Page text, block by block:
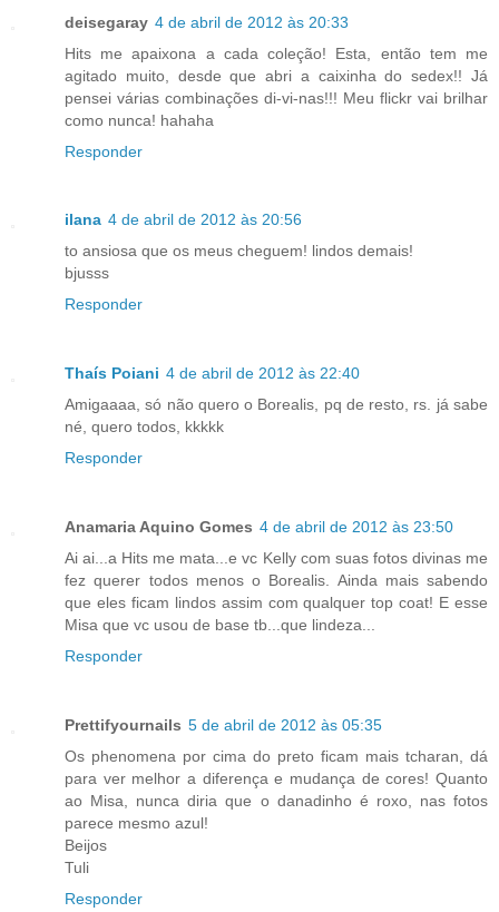
deisegaray 4 de abril de 2012 às 20:33
Hits me apaixona a cada coleção! Esta, então tem me
agitado muito, desde que abri a caixinha do sedex!! Já
pensei várias combinações di-vi-nas!!! Meu flickr vai brilhar
como nunca! hahaha
Responder
ilana 4 de abril de 2012 às 20:56
to ansiosa que os meus cheguem! lindos demais!
bjusss
Responder
Thaís Poiani 4 de abril de 2012 às 22:40
Amigaaaa, só não quero o Borealis, pq de resto, rs. já sabe
né, quero todos, kkkkk
Responder
Anamaria Aquino Gomes 4 de abril de 2012 às 23:50
Ai ai...a Hits me mata...e vc Kelly com suas fotos divinas me
fez querer todos menos o Borealis. Ainda mais sabendo
que eles ficam lindos assim com qualquer top coat! E esse
Misa que vc usou de base tb...que lindeza...
Responder
Prettifyournails 5 de abril de 2012 às 05:35
Os phenomena por cima do preto ficam mais tcharan, dá
para ver melhor a diferença e mudança de cores! Quanto
ao Misa, nunca diria que o danadinho é roxo, nas fotos
parece mesmo azul!
Beijos
Tuli
Responder